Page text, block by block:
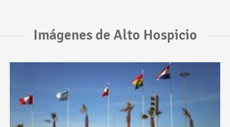
Imágenes de Alto Hospicio